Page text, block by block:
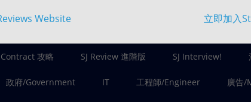
立即加入
攻略 SJ Review 進階版 SJ Interview!
政府/Government IT 工程師/Engineer 廣告/